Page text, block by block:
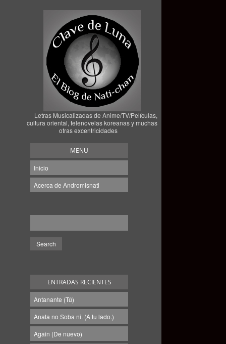
Letras Musicalizadas de Anime/TV/Películas,
cultura oriental, telenovelas koreanas y muchas
otras excentricidades
MENU
Inicio
Acerca de Andromisnati
ENTRADAS RECIENTES
Antanante (Tú)
Anata no Soba ni. (A tu lado.)
Again (De nuevo)